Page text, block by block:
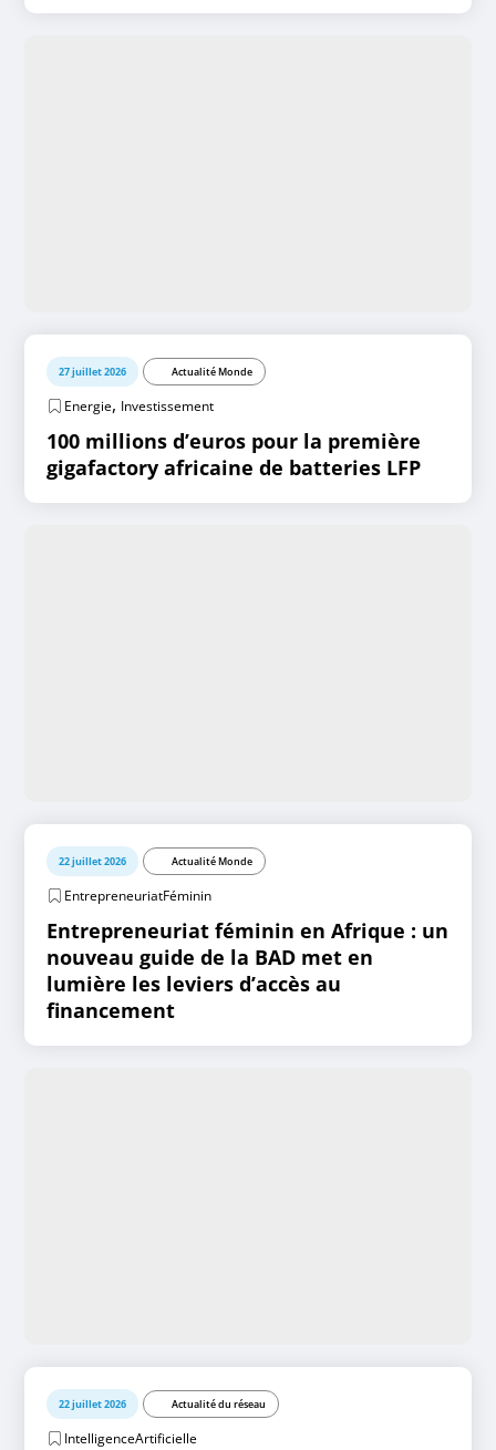
27 juillet 2026 Actualité Monde
Energie, Investissement
100 millions d’euros pour la première
gigafactory africaine de batteries LFP
22 juillet 2026 Actualité Monde
EntrepreneuriatFéminin
Entrepreneuriat féminin en Afrique : un
nouveau guide de la BAD met en
lumière les leviers d’accès au
financement
22 juillet 2026 Actualité du réseau
IntelligenceArtificielle